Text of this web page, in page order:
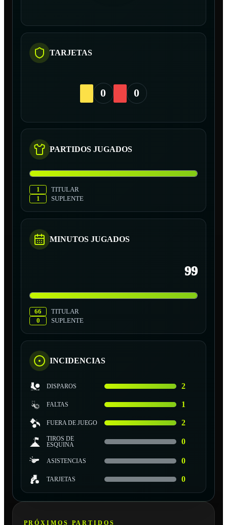
TARJETAS
0 0
PARTIDOS JUGADOS
1
TITULAR
1
SUPLENTE
MINUTOS JUGADOS
99
66
TITULAR
0
SUPLENTE
INCIDENCIAS
DISPAROS 2
FALTAS 1
FUERA DE JUEGO 2
TIROS DE
ESQUINA
0
ASISTENCIAS 0
TARJETAS 0
PRÓXIMOS PARTIDOS